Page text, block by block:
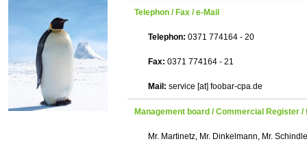
Telephon / Fax / e-Mail
Telephon: 0371 774164 - 20
Fax: 0371 774164 - 21
Mail: service [at] foobar-cpa.de
Management board / Commercial Register /
Mr. Martinetz, Mr. Dinkelmann, Mr.